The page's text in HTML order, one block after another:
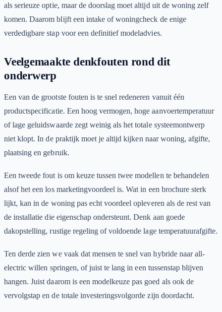
als serieuze optie, maar de doorslag moet altijd uit de woning zelf
komen. Daarom blijft een intake of woningcheck de enige
verdedigbare stap voor een definitief modeladvies.
Veelgemaakte denkfouten rond dit
onderwerp
Een van de grootste fouten is te snel redeneren vanuit één
productspecificatie. Een hoog vermogen, hoge aanvoertemperatuur
of lage geluidswaarde zegt weinig als het totale systeemontwerp
niet klopt. In de praktijk moet je altijd kijken naar woning, afgifte,
plaatsing en gebruik.
Een tweede fout is om keuze tussen twee modellen te behandelen
alsof het een los marketingvoordeel is. Wat in een brochure sterk
lijkt, kan in de woning pas echt voordeel opleveren als de rest van
de installatie die eigenschap ondersteunt. Denk aan goede
dakopstelling, rustige regeling of voldoende lage temperatuurafgifte.
Ten derde zien we vaak dat mensen te snel van hybride naar all-
electric willen springen, of juist te lang in een tussenstap blijven
hangen. Juist daarom is een modelkeuze pas goed als ook de
vervolgstap en de totale investeringsvolgorde zijn doordacht.